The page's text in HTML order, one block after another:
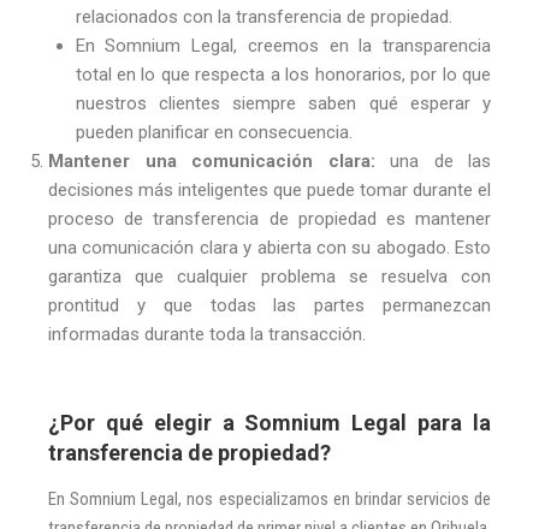
relacionados con la transferencia de propiedad.
En Somnium Legal, creemos en la transparencia
total en lo que respecta a los honorarios, por lo que
nuestros clientes siempre saben qué esperar y
pueden planificar en consecuencia.
Mantener una comunicación clara: una de las
decisiones más inteligentes que puede tomar durante el
proceso de transferencia de propiedad es mantener
una comunicación clara y abierta con su abogado. Esto
garantiza que cualquier problema se resuelva con
prontitud y que todas las partes permanezcan
informadas durante toda la transacción.
¿Por qué elegir a Somnium Legal para la
transferencia de propiedad?
En Somnium Legal, nos especializamos en brindar servicios de